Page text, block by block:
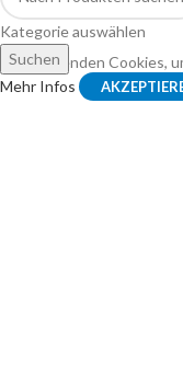
Kategorie auswählen
Suchen
Wir verwenden Cookies,
Mehr Infos